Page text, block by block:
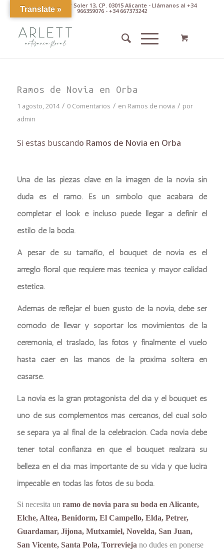
Av. Pintor Xavier Soler 13, CP. 03015 Alicante - Llámanos al +34
966359076 - +34 667373242
Ramos de Novia en Orba
1 agosto, 2014 / 0 Comentarios / en Ramos de novia / por
admin
Si estas buscando Ramos de Novia en Orba
Una de las piezas clave en la imagen de la novia sin
duda es el ramo. Es un símbolo que acabará de
completar el look e incluso puede llegar a definir el
estilo de la boda.
A pesar de su tamaño, el bouquet de novia es el
arreglo floral que requiere más técnica y mayor calidad
estética.
Además de reflejar el buen gusto de la novia, debe ser
cómodo de llevar y soportar los movimientos de la
ceremonia, el traslado, las fotos y finalmente el vuelo
hasta caer en las manos de la próxima soltera en
casarse.
La novia es la gran protagonista del día y el bouquet es
uno de sus complementos más cercanos, del cual sólo
se separa ya al final de la celebración. Cada novia debe
tener total confianza en que el bouquet realzará su
belleza en el día más importante de su vida y que lucirá
impecable en todas las fotos de su boda.
Si necesita un ramo de novia para su boda en Alicante,
Elche, Altea, Benidorm, El Campello, Elda, Petrer,
Guardamar, Jijona, Mutxamiel, Novelda, San Juan,
San Vicente, Santa Pola, Torrevieja no dudes en ponerse
Translate »